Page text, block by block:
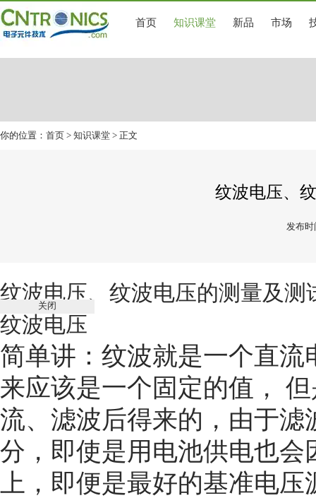
首页 知识课堂 新品 市场
你的位置： 首页 > 知识课堂 > 正文
纹波电压、
发布时
纹波电压、纹波电压的测量及测
纹波电压
简单讲：纹波就是一个直
来应该是一个固定的值，
流、滤波后得来的，由于
分，即使是用电池供电也
上，即便是最好的基准电
关闭